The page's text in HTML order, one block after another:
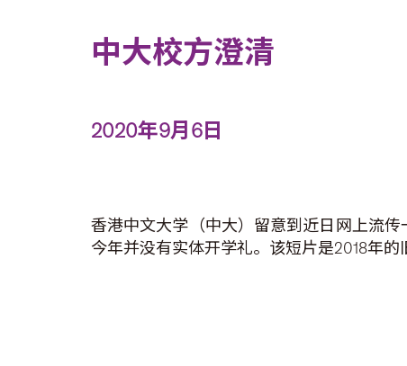
中大校方澄清
2020年9月6日
香港中文大学（中大）留意到近日网上流
今年并没有实体开学礼。该短片是2018年的